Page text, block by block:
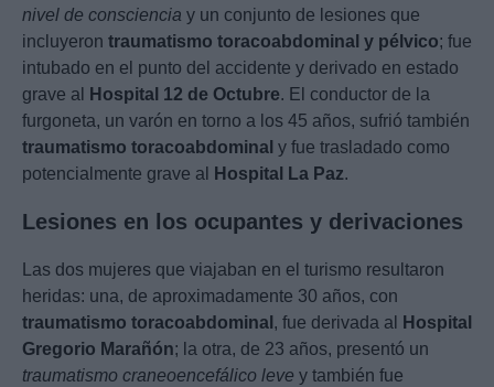
nivel de consciencia y un conjunto de lesiones que
incluyeron traumatismo toracoabdominal y pélvico; fue
intubado en el punto del accidente y derivado en estado
grave al
Hospital 12 de Octubre. El conductor de la
furgoneta, un varón en torno a los 45 años, sufrió también
traumatismo toracoabdominal y fue trasladado como
potencialmente grave al
Hospital La Paz.
Lesiones en los ocupantes y derivaciones
Las dos mujeres que viajaban en el turismo resultaron
heridas: una, de aproximadamente 30 años, con
traumatismo toracoabdominal , fue derivada al
Hospital
Gregorio Marañón; la otra, de 23 años, presentó un
traumatismo craneoencefálico leve y también fue